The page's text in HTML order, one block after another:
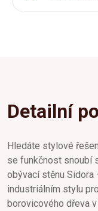
Detailní
Hledáte stylové
se funkčnost snoubí
obývací stěnu
industriálním stylu
borovicového dřeva